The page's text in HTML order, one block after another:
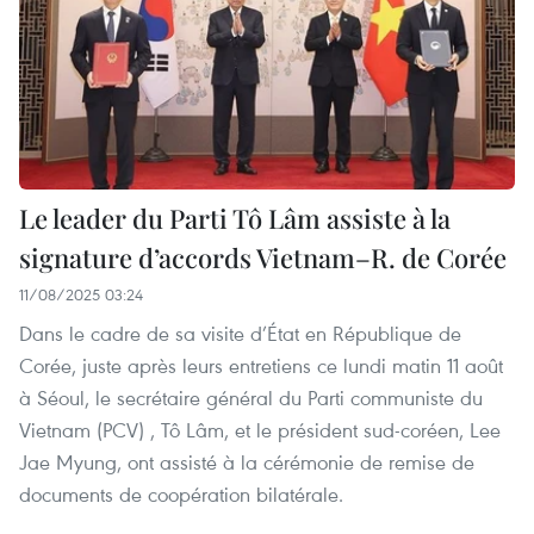
Le leader du Parti Tô Lâm assiste à la
signature d’accords Vietnam–R. de Corée
11/08/2025 03:24
Dans le cadre de sa visite d’État en République de
Corée, juste après leurs entretiens ce lundi matin 11 août
à Séoul, le secrétaire général du Parti communiste du
Vietnam (PCV) , Tô Lâm, et le président sud-coréen, Lee
Jae Myung, ont assisté à la cérémonie de remise de
documents de coopération bilatérale.